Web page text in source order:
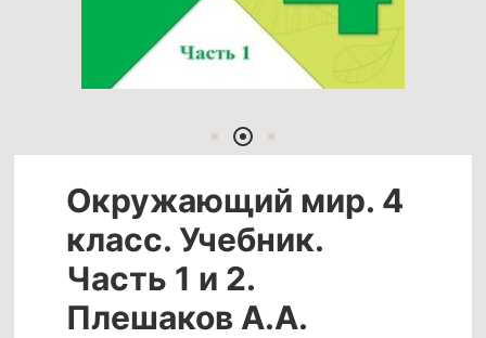
Окружающий мир. 4
класс. Учебник.
Часть 1 и 2.
Плешаков А.А.